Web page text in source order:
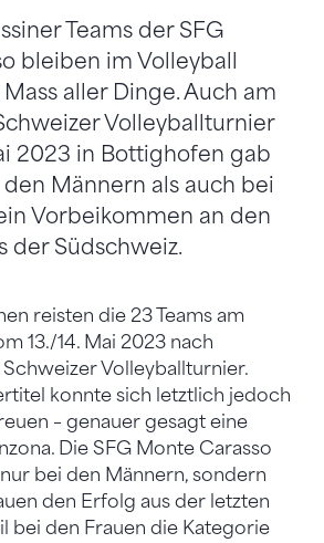
Teams der SFG
bleiben im Volleyball
aller Dinge. Auch am
Volleyballturnier
2023 in Bottighofen gab
Männern als auch bei
Vorbeikommen an den
der Südschweiz.
reisten die 23 Teams am
13./14. Mai 2023 nach
Volleyballturnier.
konnte sich letztlich jedoch
– genauer gesagt eine
Die SFG Monte Carasso
bei den Männern, sondern
den Erfolg aus der letzten
bei den Frauen die Kategorie